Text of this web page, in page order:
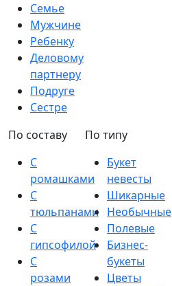
Семье
Мужчине
Ребенку
Деловому
партнеру
Подруге
Сестре
По составу
С
ромашками
С
тюльпанами
С
гипсофилой
С
розами
По типу
Букет
невесты
Шикарные
Необычные
Полевые
Бизнес-
букеты
Цветы